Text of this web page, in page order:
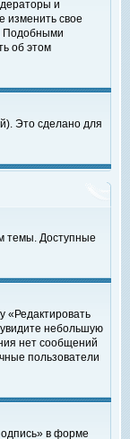
и
изменить свое
Подобными
об этом
Это сделано для
темы. Доступные
«Редактировать
небольшую
нет сообщений
пользователи
в форме